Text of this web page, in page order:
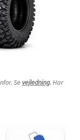
Se vejledning. Har